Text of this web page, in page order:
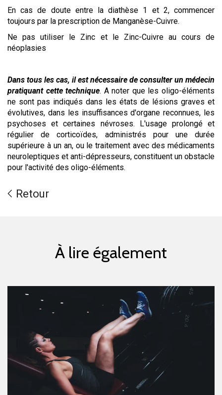
En cas de doute entre la diathèse 1 et 2, commencer
toujours par la prescription de Manganèse-Cuivre.
Ne pas utiliser le Zinc et le Zinc-Cuivre au cours de
néoplasies
Dans tous les cas, il est nécessaire de consulter un médecin
pratiquant cette technique. A noter que les oligo-éléments
ne sont pas indiqués dans les états de lésions graves et
évolutives, dans les insuffisances d'organe reconnues, les
psychoses et certaines névroses. L'usage prolongé et
régulier de corticoïdes, administrés pour une durée
supérieure à un an, ou le traitement avec des médicaments
neuroleptiques et anti-dépresseurs, constituent un obstacle
pour l'activité des oligo-éléments.
Retour
À lire également